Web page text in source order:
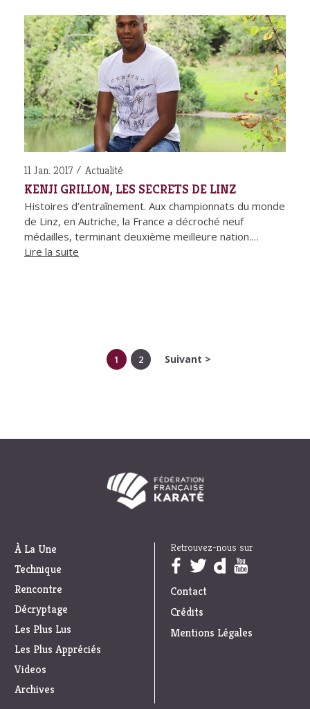
11 Jan. 2017 Actualité
KENJI GRILLON, LES SECRETS DE LINZ
Histoires d’entraînement. Aux championnats du monde
de Linz, en Autriche, la France a décroché neuf
médailles, terminant deuxième meilleure nation.…
Lire la suite
1 2 Suivant >
À La Une
Technique
Rencontre
Décryptage
Les Plus Lus
Les Plus Appréciés
Videos
Archives
Retrouvez-nous sur
Trouvez nous sur :
Contact
Crédits
Mentions Légales